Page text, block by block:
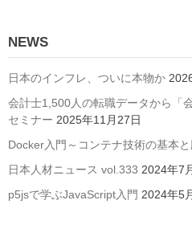
NEWS
日本のインフレ、ついに本物か
会計士1,500人の転職データから「
セミナー 2025年11月27日
Docker入門～コンテナ技術の基本と
日本人材ニュース vol.333 2024年7
p5jsで学ぶJavaScript入門 2024年5